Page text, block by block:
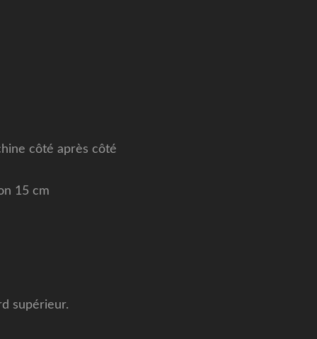
côté après côté
15 cm
supérieur.